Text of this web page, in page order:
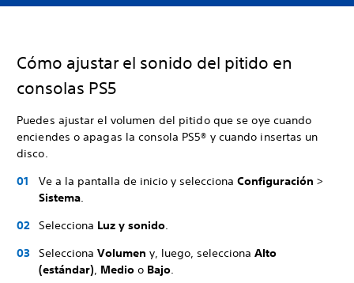
Cómo ajustar el sonido del pitido en
consolas PS5
Puedes ajustar el volumen del pitido que se oye cuando
enciendes o apagas la consola PS5® y cuando insertas un
disco.
Ve a la pantalla de inicio y selecciona Configuración >
Sistema.
Selecciona Luz y sonido.
Selecciona Volumen y, luego, selecciona Alto
(estándar), Medio o Bajo.